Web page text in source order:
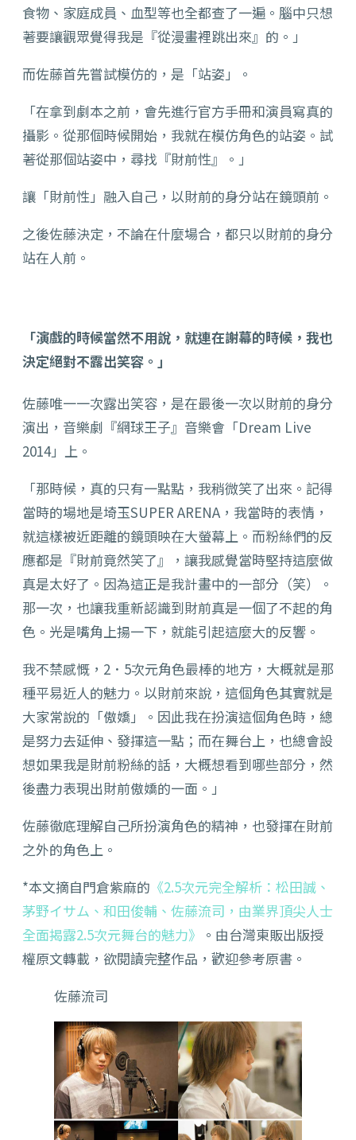
食物、家庭成員、血型等也全都查了一遍。腦中只想
著要讓觀眾覺得我是『從漫畫裡跳出來』的。」
而佐藤首先嘗試模仿的，是「站姿」。
「在拿到劇本之前，會先進行官方手冊和演員寫真的
攝影。從那個時候開始，我就在模仿角色的站姿。試
著從那個站姿中，尋找『財前性』。」
讓「財前性」融入自己，以財前的身分站在鏡頭前。
之後佐藤決定，不論在什麼場合，都只以財前的身分
站在人前。
「演戲的時候當然不用說，就連在謝幕的時候，我也
決定絕對不露出笑容。」
佐藤唯一一次露出笑容，是在最後一次以財前的身分
演出，音樂劇『網球王子』音樂會「Dream Live
2014」上。
「那時候，真的只有一點點，我稍微笑了出來。記得
當時的場地是埼玉SUPER ARENA，我當時的表情，
就這樣被近距離的鏡頭映在大螢幕上。而粉絲們的反
應都是『財前竟然笑了』，讓我感覺當時堅持這麼做
真是太好了。因為這正是我計畫中的一部分（笑）。
那一次，也讓我重新認識到財前真是一個了不起的角
色。光是嘴角上揚一下，就能引起這麼大的反響。
我不禁感慨，2．5次元角色最棒的地方，大概就是那
種平易近人的魅力。以財前來說，這個角色其實就是
大家常說的「傲嬌」。因此我在扮演這個角色時，總
是努力去延伸、發揮這一點；而在舞台上，也總會設
想如果我是財前粉絲的話，大概想看到哪些部分，然
後盡力表現出財前傲嬌的一面。」
佐藤徹底理解自己所扮演角色的精神，也發揮在財前
之外的角色上。
*本文摘自門倉紫麻的 《2.5次元完全解析：松田誠、
茅野イサム、和田俊輔、佐藤流司，由業界頂尖人士
全面揭露2.5次元舞台的魅力》 。由台灣東販出版授
權原文轉載，欲閱讀完整作品，歡迎參考原書。
佐藤流司